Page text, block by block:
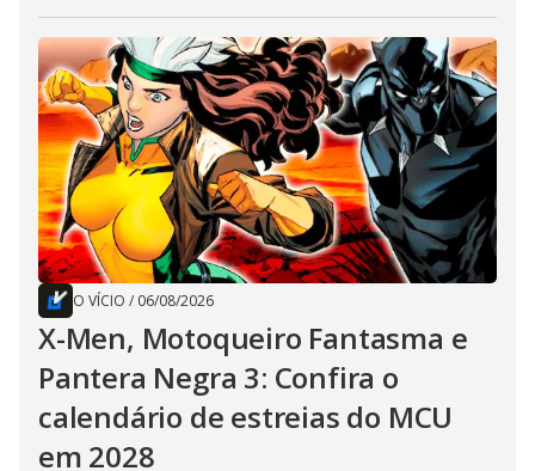
O VÍCIO / 06/08/2026
X-Men, Motoqueiro Fantasma e
Pantera Negra 3: Confira o
calendário de estreias do MCU
em 2028